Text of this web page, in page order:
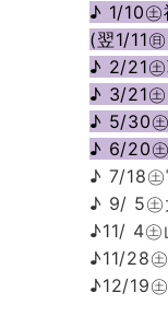
♪ 1/10㊏
(翌1/11
♪ 2/21㊏
♪ 3/21㊏
♪ 5/30㊏
♪ 6/20㊏
♪ 7/18㊏
♪ 9/ 5㊏
♪11/ 4㊏
♪11/28
♪12/19